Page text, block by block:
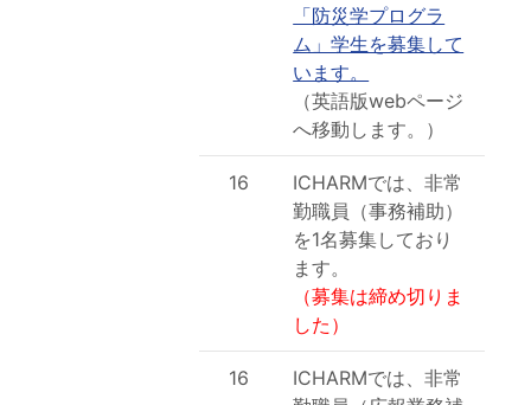
「防災学プログラ
ム」学生を募集して
います。
（英語版webページ
へ移動します。）
16
ICHARMでは、非常
勤職員（事務補助）
を1名募集しており
ます。
（募集は締め切りま
した）
16
ICHARMでは、非常